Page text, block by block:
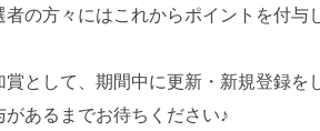
者の方々にはこれからポイントを付与
賞として、期間中に更新・新規登録を
があるまでお待ちください♪